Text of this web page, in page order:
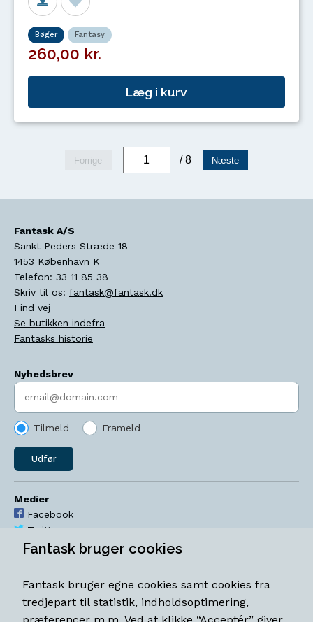
Bøger Fantasy
260,00 kr.
Læg i kurv
Forrige / 8 Næste
Fantask A/S
Sankt Peders Stræde 18
1453 København K
Telefon: 33 11 85 38
Skriv til os: fantask@fantask.dk
Find vej
Se butikken indefra
Fantasks historie
Nyhedsbrev
Indtast søgeord
Tilmeld Frameld
Udfør
Medier
Facebook
Twitter
YouTube
Åbningstider
Mandag-torsdag 11-18
Fantask bruger cookies
Fantask bruger egne cookies samt cookies fra
tredjepart til statistik, indholdsoptimering,